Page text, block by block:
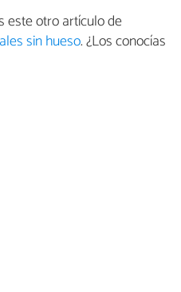
este otro artículo de
sin hueso. ¿Los conocías